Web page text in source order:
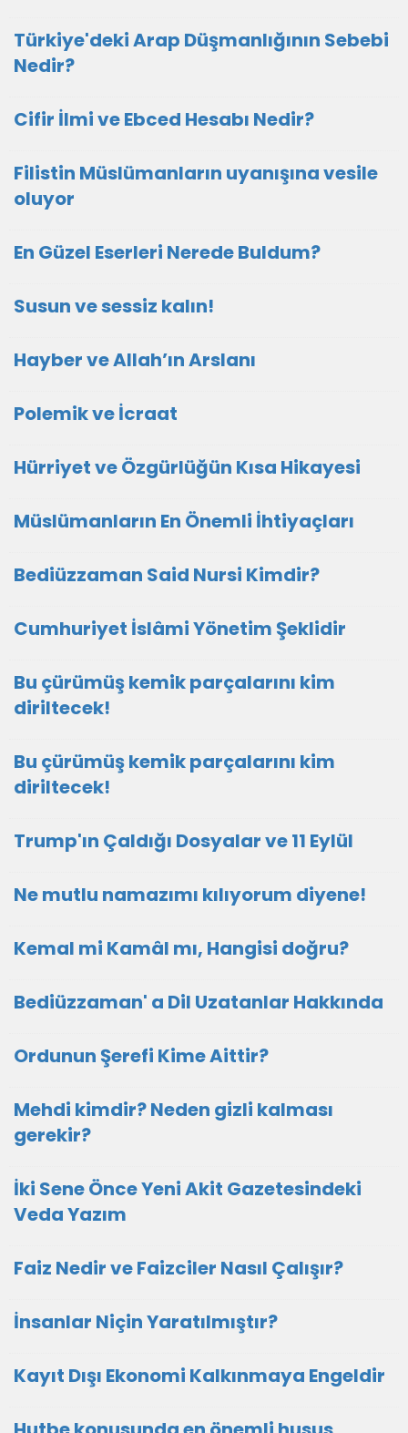
Türkiye'deki Arap Düşmanlığının Sebebi
Nedir?
Cifir İlmi ve Ebced Hesabı Nedir?
Filistin Müslümanların uyanışına vesile
oluyor
En Güzel Eserleri Nerede Buldum?
Susun ve sessiz kalın!
Hayber ve Allah’ın Arslanı
Polemik ve İcraat
Hürriyet ve Özgürlüğün Kısa Hikayesi
Müslümanların En Önemli İhtiyaçları
Bediüzzaman Said Nursi Kimdir?
Cumhuriyet İslâmi Yönetim Şeklidir
Bu çürümüş kemik parçalarını kim
diriltecek!
Bu çürümüş kemik parçalarını kim
diriltecek!
Trump'ın Çaldığı Dosyalar ve 11 Eylül
Ne mutlu namazımı kılıyorum diyene!
Kemal mi Kamâl mı, Hangisi doğru?
Bediüzzaman' a Dil Uzatanlar Hakkında
Ordunun Şerefi Kime Aittir?
Mehdi kimdir? Neden gizli kalması
gerekir?
İki Sene Önce Yeni Akit Gazetesindeki
Veda Yazım
Faiz Nedir ve Faizciler Nasıl Çalışır?
İnsanlar Niçin Yaratılmıştır?
Kayıt Dışı Ekonomi Kalkınmaya Engeldir